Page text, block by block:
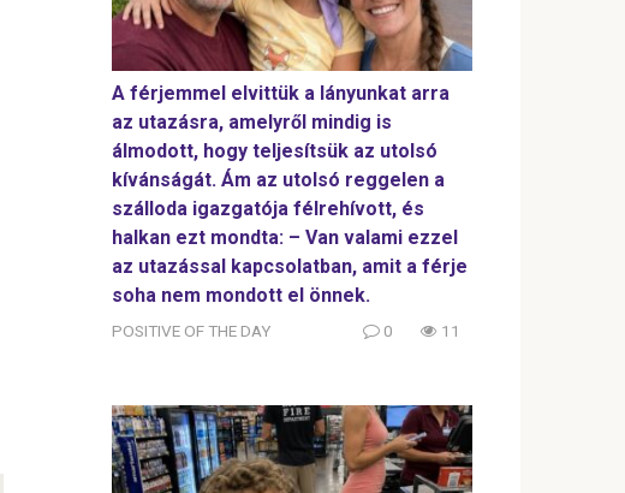
A férjemmel elvittük a lányunkat arra
az utazásra, amelyről mindig is
álmodott, hogy teljesítsük az utolsó
kívánságát. Ám az utolsó reggelen a
szálloda igazgatója félrehívott, és
halkan ezt mondta: – Van valami ezzel
az utazással kapcsolatban, amit a férje
soha nem mondott el önnek.
POSITIVE OF THE DAY 0 11